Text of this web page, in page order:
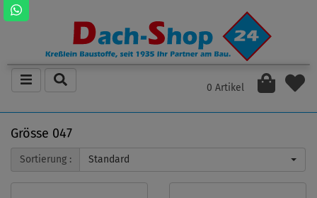
0 Artikel
Grösse 047
Sortierung : Standard